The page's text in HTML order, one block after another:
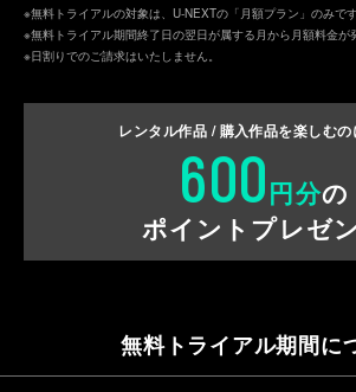
※無料トライアルの対象は、U-NEXTの「月額プラン」のみです
※無料トライアル期間終了日の翌日が属する月から月額料金が
※日割りでのご請求はいたしません。
レンタル作品 / 購入作品を楽しむの
600円分の
ポイントプレゼ
無料トライアル期間に